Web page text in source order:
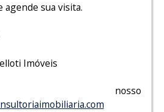
agende sua visita.
Imóveis
nosso